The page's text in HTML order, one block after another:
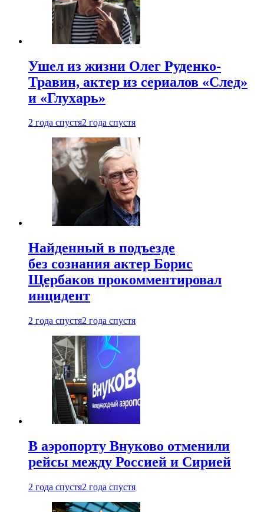
Ушел из жизни Олег Руденко-
Травин, актер из сериалов «След»
и «Глухарь»
2 года спустя2 года спустя
Найденный в подъезде
без сознания актер Борис
Щербаков прокомментировал
инцидент
2 года спустя2 года спустя
В аэропорту Внуково отменили
рейсы между Россией и Сирией
2 года спустя2 года спустя